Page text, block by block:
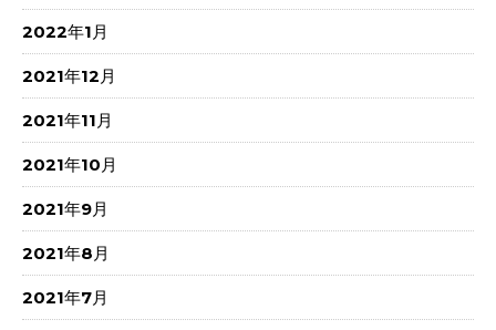
2022年1月
2021年12月
2021年11月
2021年10月
2021年9月
2021年8月
2021年7月